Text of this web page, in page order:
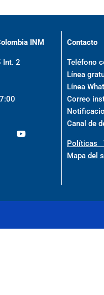
INM
Int. 2
Contacto
Teléfono
Línea
Línea
Correo
Canal de
Políticas
Mapa del